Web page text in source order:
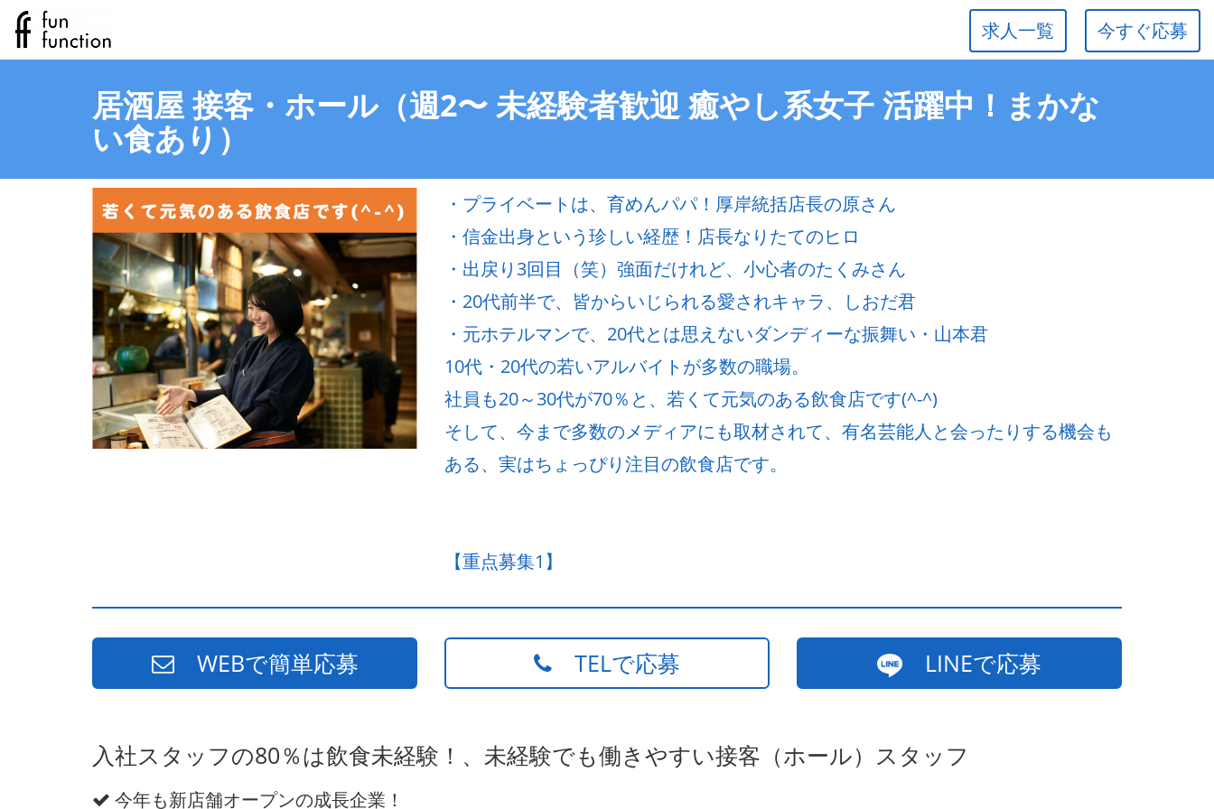
今すぐ応募
求人一覧
居酒屋 接客・ホール（週2〜 未経験者歓迎 癒やし系女子 活躍中！まかな
い食あり）
・プライベートは、育めんパパ！厚岸統括店長の原さん
・信金出身という珍しい経歴！店長なりたてのヒロ
・出戻り3回目（笑）強面だけれど、小心者のたくみさん
・20代前半で、皆からいじられる愛されキャラ、しおだ君
・元ホテルマンで、20代とは思えないダンディーな振舞い・山本君
10代・20代の若いアルバイトが多数の職場。
社員も20～30代が70％と、若くて元気のある飲食店です(^-^)
そして、今まで多数のメディアにも取材されて、有名芸能人と会ったりする機会も
ある、実はちょっぴり注目の飲食店です。
【重点募集1】
WEBで簡単応募 TELで応募 LINEで応募
入社スタッフの80％は飲食未経験！、未経験でも働きやすい接客（ホール）スタッフ
今年も新店舗オープンの成長企業！